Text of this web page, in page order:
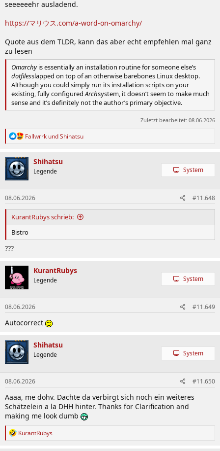
seeeeeehr ausladend.
https://マリウス.com/a-word-on-omarchy/
Quote aus dem TLDR, kann das aber echt empfehlen mal ganz
zu lesen
Omarchyis essentially an installation routine for someone else’s
dotfilesslapped on top of an otherwise barebones Linux desktop.
Although you could simply run its installation scripts on your
existing, fully configuredArchsystem, it doesn’t seem to make much
sense and it’s definitely not the author’s primary objective.
Zuletzt bearbeitet: 08.06.2026
R
k
t
o
n
e
n
:
Fallwrrk undShihatsu
Shihatsu
Legende System
08.06.2026 #11.648
KurantRubys schrieb:
Bistro
???
KurantRubys
Legende System
08.06.2026 #11.649
Autocorrect
Shihatsu
Legende System
08.06.2026 #11.650
Aaaa, me dohv. Dachte da verbirgt sich noch ein weiteres
Schätzelein a la DHH hinter. Thanks for Clarification and
making me look dumb
R
KurantRubys